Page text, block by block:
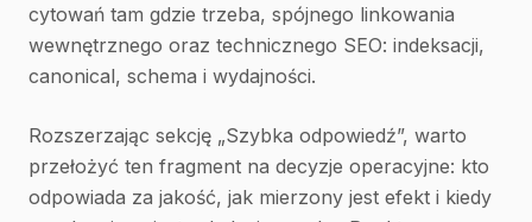
cytowań tam gdzie trzeba, spójnego linkowania
wewnętrznego oraz technicznego SEO: indeksacji,
canonical, schema i wydajności.
Rozszerzając sekcję „Szybka odpowiedź”, warto
przełożyć ten fragment na decyzje operacyjne: kto
odpowiada za jakość, jak mierzony jest efekt i kiedy